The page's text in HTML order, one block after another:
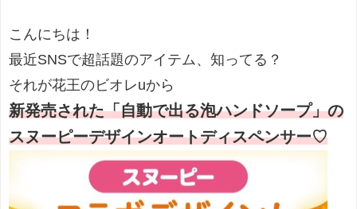
こんにちは！
最近SNSで超話題のアイテム、知ってる？
それが花王のビオレuから
新発売された「自動で出る泡ハンドソープ」の
スヌーピーデザインオートディスペンサー♡